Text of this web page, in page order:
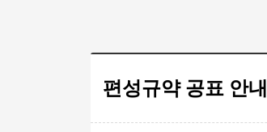
편성규약 공표 안내